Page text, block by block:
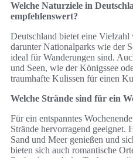
Welche Naturziele in
empfehlenswert?
Deutschland bietet eine
darunter Nationalparks wie der
ideal für Wanderungen sind.
und Seen, wie der Königssee
traumhafte Kulissen für einen
Welche Strände sind für ein
Für ein entspanntes
Strände hervorragend geeignet.
Sand und Meer genießen und
bieten sich auch romantische